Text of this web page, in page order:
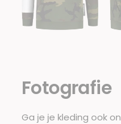
Fotografie
Ga je je kleding ook